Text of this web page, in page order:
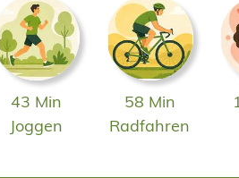
43 Min
Joggen
58 Min
Radfahren